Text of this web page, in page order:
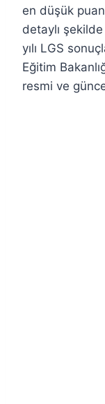
en düşük
detaylı
yılı LGS
Eğitim
resmi ve